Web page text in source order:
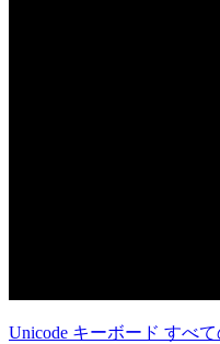
‎Unicode キーボード すべ